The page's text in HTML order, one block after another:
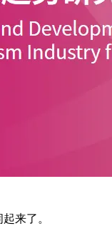
来了。